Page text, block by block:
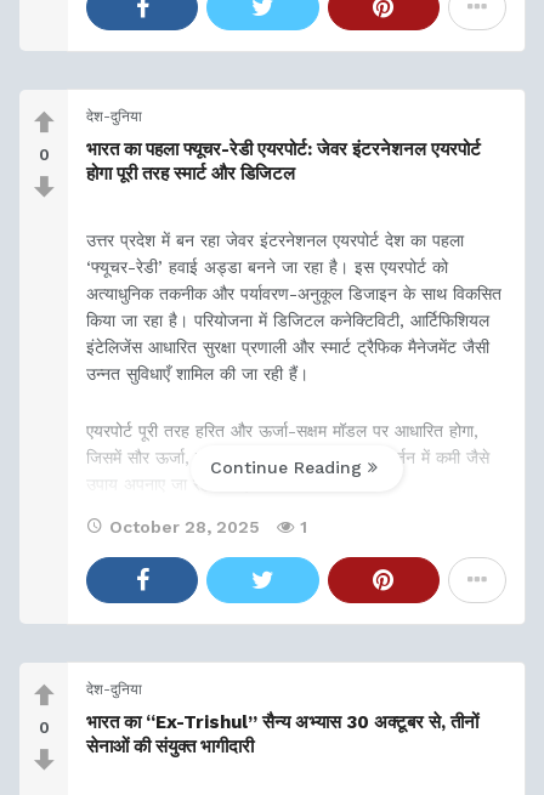
0
देश-दुनिया
भारत का पहला फ्यूचर-रेडी एयरपोर्ट: जेवर इंटरनेशनल एयरपोर्ट
होगा पूरी तरह स्मार्ट और डिजिटल
उत्तर प्रदेश में बन रहा जेवर इंटरनेशनल एयरपोर्ट देश का पहला
‘फ्यूचर-रेडी’ हवाई अड्डा बनने जा रहा है। इस एयरपोर्ट को
अत्याधुनिक तकनीक और पर्यावरण-अनुकूल डिजाइन के साथ विकसित
किया जा रहा है। परियोजना में डिजिटल कनेक्टिविटी, आर्टिफिशियल
इंटेलिजेंस आधारित सुरक्षा प्रणाली और स्मार्ट ट्रैफिक मैनेजमेंट जैसी
उन्नत सुविधाएँ शामिल की जा रही हैं।
एयरपोर्ट पूरी तरह हरित और ऊर्जा-सक्षम मॉडल पर आधारित होगा,
जिसमें सौर ऊर्जा, वर्षा जल संचयन और कार्बन उत्सर्जन में कमी जैसे
उपाय अपनाए जा रहे हैं। इसका
Continue Reading
October 28, 2025 1
0
देश-दुनिया
भारत का “Ex-Trishul” सैन्य अभ्यास 30 अक्टूबर से, तीनों
सेनाओं की संयुक्त भागीदारी